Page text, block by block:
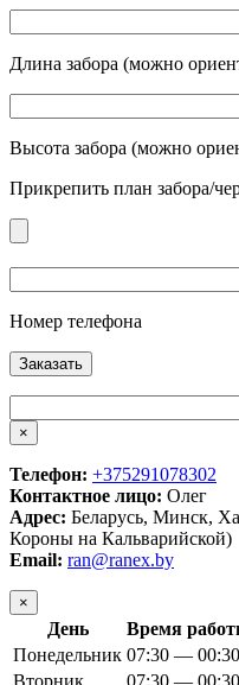
Длина забора (можно
Высота забора (можно
Прикрепить план забора/
Номер телефона
×
Телефон: +375291078302
Контактное лицо: Олег
Адрес: Беларусь, Минск,
Короны на Кальварийской)
Email: ran@ranex.by
×
День Время
Понедельник 07:30 — 00:30
Вторник
07:30 — 00:30